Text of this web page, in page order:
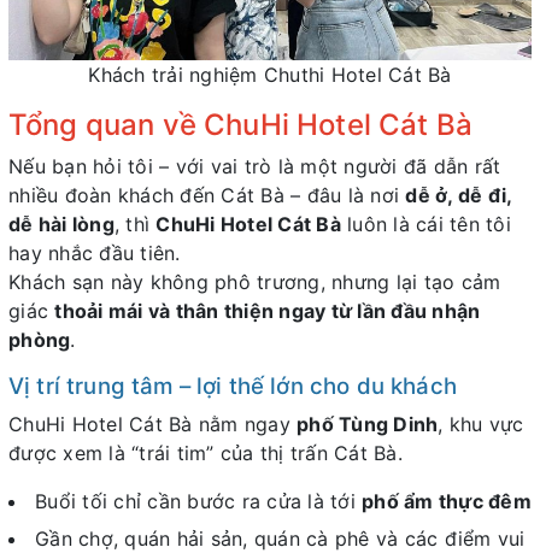
Khách trải nghiệm Chuthi Hotel Cát Bà
Tổng quan về ChuHi Hotel Cát Bà
Nếu bạn hỏi tôi – với vai trò là một người đã dẫn rất
nhiều đoàn khách đến Cát Bà – đâu là nơidễ ở, dễ đi,
dễ hài lòng, thìChuHi Hotel Cát Bàluôn là cái tên tôi
hay nhắc đầu tiên.
Khách sạn này không phô trương, nhưng lại tạo cảm
giácthoải mái và thân thiện ngay từ lần đầu nhận
phòng.
Vị trí trung tâm – lợi thế lớn cho du khách
ChuHi Hotel Cát Bà nằm ngay phố Tùng Dinh, khu vực
được xem là “trái tim” của thị trấn Cát Bà.
Buổi tối chỉ cần bước ra cửa là tới phố ẩm thực đêm
Gần chợ, quán hải sản, quán cà phê và các điểm vui